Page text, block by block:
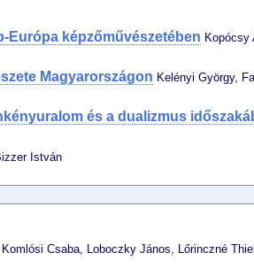
Európa képzőművészetében Kopócsy
Magyarországon Kelényi György,
és a dualizmus
István
Komlósi Csaba, Loboczky János, Lőrinczné